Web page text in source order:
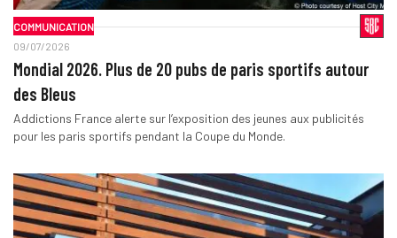
COMMUNICATION
09/07/2026
Mondial 2026. Plus de 20 pubs de paris sportifs autour
des Bleus
Addictions France alerte sur l’exposition des jeunes aux publicités
pour les paris sportifs pendant la Coupe du Monde.